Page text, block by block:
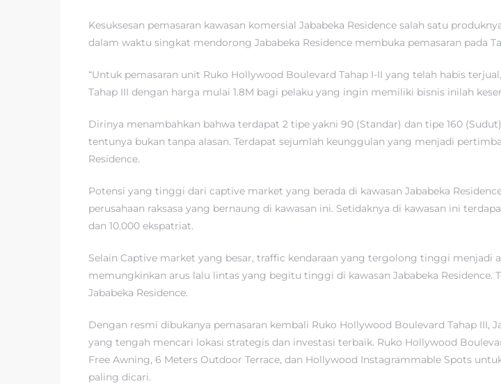
Kesuksesan pemasaran kawasan komersial Jababeka Residence salah satu
dalam waktu singkat mendorong Jababeka Residence membuka pemasaran pada
“Untuk pemasaran unit Ruko Hollywood Boulevard Tahap I-II yang telah habis
Tahap III dengan harga mulai 1.8M bagi pelaku yang ingin memiliki bisnis inilah
Dirinya menambahkan bahwa terdapat 2 tipe yakni 90 (Standar) dan tipe 160
tentunya bukan tanpa alasan. Terdapat sejumlah keunggulan yang menjadi
Residence.
Potensi yang tinggi dari captive market yang berada di kawasan Jababeka
perusahaan raksasa yang bernaung di kawasan ini. Setidaknya di kawasan ini
dan 10.000 ekspatriat.
Selain Captive market yang besar, traffic kendaraan yang tergolong tinggi menjadi
memungkinkan arus lalu lintas yang begitu tinggi di kawasan Jababeka Residence.
Jababeka Residence.
Dengan resmi dibukanya pemasaran kembali Ruko Hollywood Boulevard Tahap III,
yang tengah mencari lokasi strategis dan investasi terbaik. Ruko Hollywood
Free Awning, 6 Meters Outdoor Terrace, dan Hollywood Instagrammable Spots
paling dicari.